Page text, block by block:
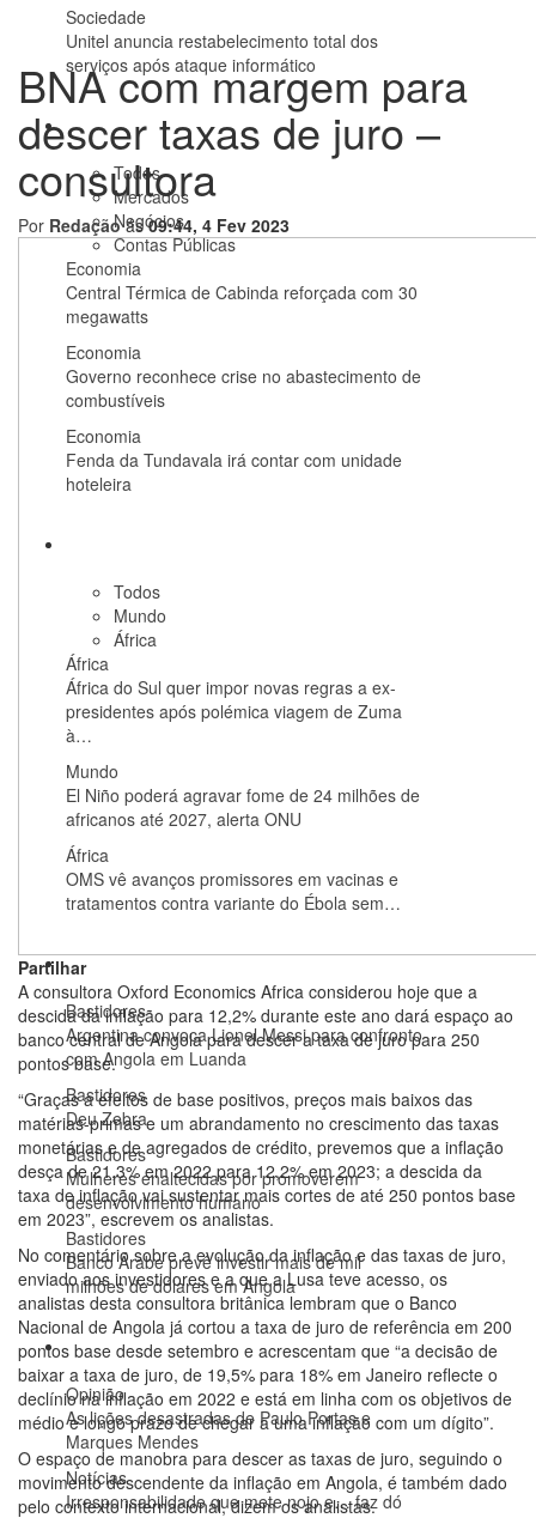
Sociedade
Unitel anuncia restabelecimento total dos
serviços após ataque informático
Economia
Todos
Mercados
Negócios
Contas Públicas
Economia
Central Térmica de Cabinda reforçada com 30
megawatts
Economia
Governo reconhece crise no abastecimento de
combustíveis
Economia
Fenda da Tundavala irá contar com unidade
hoteleira
Todos
Mundo
África
África
África do Sul quer impor novas regras a ex-
presidentes após polémica viagem de Zuma
à…
Mundo
El Niño poderá agravar fome de 24 milhões de
africanos até 2027, alerta ONU
África
OMS vê avanços promissores em vacinas e
tratamentos contra variante do Ébola sem…
Bastidores
Bastidores
Argentina convoca Lionel Messi para confronto
com Angola em Luanda
Bastidores
Deu Zebra
Bastidores
Mulheres enaltecidas por promoverem
desenvolvimento humano
Bastidores
Banco Árabe prevê investir mais de mil
milhões de dólares em Angola
Opinião
Opinião
As lições desastradas de Paulo Portas e
Marques Mendes
Notícias
Irresponsabilidade que mete nojo e… faz dó
BNA com margem para
descer taxas de juro –
consultora
Por Redação ás09:44, 4 Fev 2023
Partilhar
A consultora Oxford Economics Africa considerou hoje que a
descida da inflação para 12,2% durante este ano dará espaço ao
banco central de Angola para descer a taxa de juro para 250
pontos base.
“Graças a efeitos de base positivos, preços mais baixos das
matérias-primas e um abrandamento no crescimento das taxas
monetárias e de agregados de crédito, prevemos que a inflação
desça de 21,3% em 2022 para 12,2% em 2023; a descida da
taxa de inflação vai sustentar mais cortes de até 250 pontos base
em 2023”, escrevem os analistas.
No comentário sobre a evolução da inflação e das taxas de juro,
enviado aos investidores e a que a Lusa teve acesso, os
analistas desta consultora britânica lembram que o Banco
Nacional de Angola já cortou a taxa de juro de referência em 200
pontos base desde setembro e acrescentam que “a decisão de
baixar a taxa de juro, de 19,5% para 18% em Janeiro reflecte o
declínio na inflação em 2022 e está em linha com os objetivos de
médio e longo prazo de chegar a uma inflação com um dígito”.
O espaço de manobra para descer as taxas de juro, seguindo o
movimento descendente da inflação em Angola, é também dado
pelo contexto internacional, dizem os analistas.